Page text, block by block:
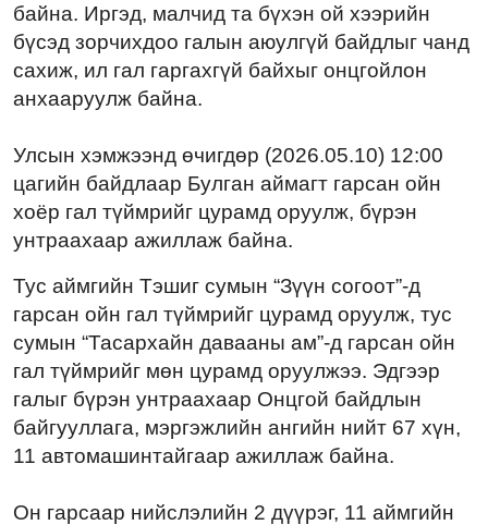
байна. Иргэд, малчид та бүхэн ой хээрийн
бүсэд зорчихдоо галын аюулгүй байдлыг чанд
сахиж, ил гал гаргахгүй байхыг онцгойлон
анхааруулж байна.
Улсын хэмжээнд өчигдөр (2026.05.10) 12:00
цагийн байдлаар Булган аймагт гарсан ойн
хоёр гал түймрийг цурамд оруулж, бүрэн
унтраахаар ажиллаж байна.
Тус аймгийн Тэшиг сумын “Зүүн согоот”-д
гарсан ойн гал түймрийг цурамд оруулж, тус
сумын “Тасархайн давааны ам”-д гарсан ойн
гал түймрийг мөн цурамд оруулжээ. Эдгээр
галыг бүрэн унтраахаар Онцгой байдлын
байгууллага, мэргэжлийн ангийн нийт 67 хүн,
11 автомашинтайгаар ажиллаж байна.
Он гарсаар нийслэлийн 2 дүүрэг, 11 аймгийн